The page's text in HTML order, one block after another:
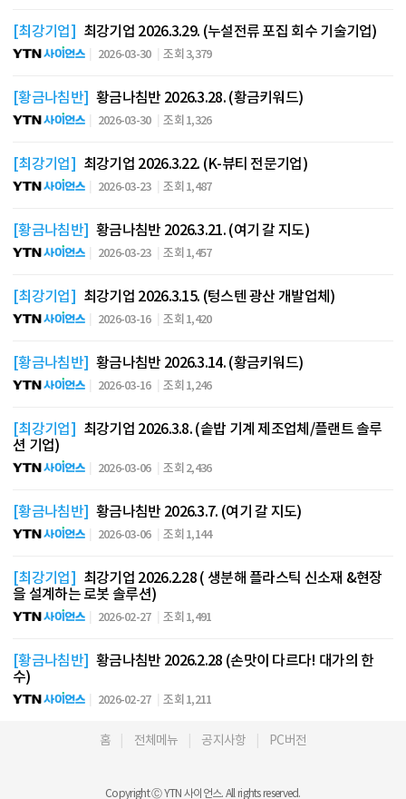
[최강기업] 최강기업 2026.3.29. (누설전류 포집 회수 기술기업)
2026-03-30 조회 3,379
[황금나침반] 황금나침반 2026.3.28. (황금키워드)
2026-03-30 조회 1,326
[최강기업] 최강기업 2026.3.22. (K-뷰티 전문기업)
2026-03-23 조회 1,487
[황금나침반] 황금나침반 2026.3.21. (여기 갈 지도)
2026-03-23 조회 1,457
[최강기업] 최강기업 2026.3.15. (텅스텐 광산 개발업체)
2026-03-16 조회 1,420
[황금나침반] 황금나침반 2026.3.14. (황금키워드)
2026-03-16 조회 1,246
[최강기업] 최강기업 2026.3.8. (솥밥 기계 제조업체/플랜트 솔루
션 기업)
2026-03-06 조회 2,436
[황금나침반] 황금나침반 2026.3.7. (여기 갈 지도)
2026-03-06 조회 1,144
[최강기업] 최강기업 2026.2.28 ( 생분해 플라스틱 신소재 &현장
을 설계하는 로봇 솔루션)
2026-02-27 조회 1,491
[황금나침반] 황금나침반 2026.2.28 (손맛이 다르다! 대가의 한
수)
2026-02-27 조회 1,211
홈 전체메뉴 공지사항 PC버전
Copyright Ⓒ YTN 사이언스. All rights reserved.